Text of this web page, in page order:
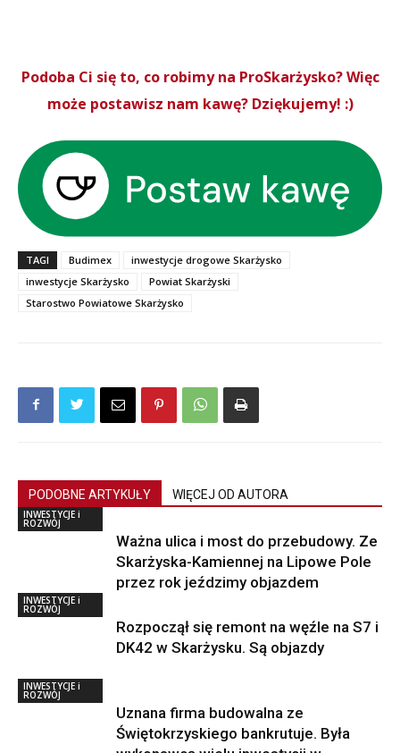
Podoba Ci się to, co robimy na ProSkarżysko? Więc
może postawisz nam kawę? Dziękujemy! :)
TAGI Budimex
inwestycje drogowe Skarżysko
inwestycje Skarżysko
Powiat Skarżyski
Starostwo Powiatowe Skarżysko
PODOBNE ARTYKUŁY WIĘCEJ OD AUTORA
INWESTYCJE i
ROZWÓJ
Ważna ulica i most do przebudowy. Ze
Skarżyska-Kamiennej na Lipowe Pole
przez rok jeździmy objazdem
INWESTYCJE i
ROZWÓJ
Rozpoczął się remont na węźle na S7 i
DK42 w Skarżysku. Są objazdy
INWESTYCJE i
ROZWÓJ
Uznana firma budowalna ze
Świętokrzyskiego bankrutuje. Była